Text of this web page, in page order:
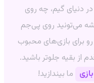
دنیای گیم، چه روی
می‌تونید روی پی‌جم
برای بازی‌های محبوب
از بقیه جلوتر باشید.
ما بیندازید!